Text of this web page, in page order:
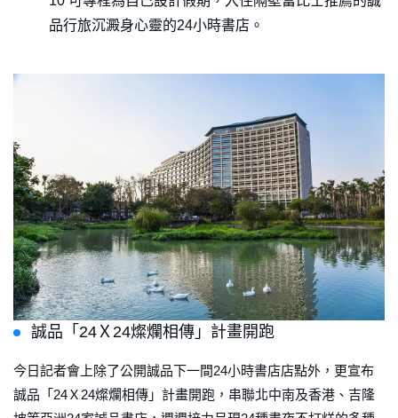
品行旅沉澱身心靈的24小時書店。
誠品「24Ｘ24燦爛相傳」計畫開跑
今日記者會上除了公開誠品下一間24小時書店店點外，更宣布
誠品「24Ｘ24燦爛相傳」計畫開跑，串聯北中南及香港、吉隆